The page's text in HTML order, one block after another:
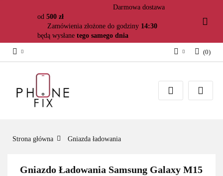
Darmowa dostawa
od 500 zł
Zamówienia złożone do godziny 14:30
będą wysłane tego samego dnia
Załóż konto
(0)
Strona główna Gniazda ładowania
Gniazdo Ładowania Samsung Galaxy M15